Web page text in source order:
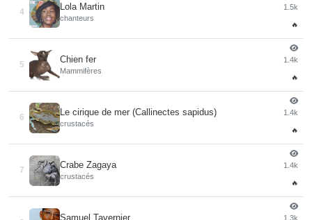
4
Lola Martin
chanteurs
1.5k
🔥
5
Chien fer
Mammifères
1.4k
🔥
6
Le cirique de mer (Callinectes sapidus)
crustacés
1.4k
🔥
7
Crabe Zagaya
crustacés
1.4k
🔥
Samuel Tavernier 1.3k